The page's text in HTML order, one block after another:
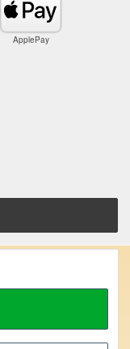
ApplePay